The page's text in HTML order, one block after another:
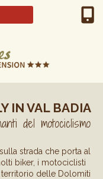
IN VAL BADIA
del motociclismo
strada che porta al
biker, i motociclisti
territorio delle Dolomiti